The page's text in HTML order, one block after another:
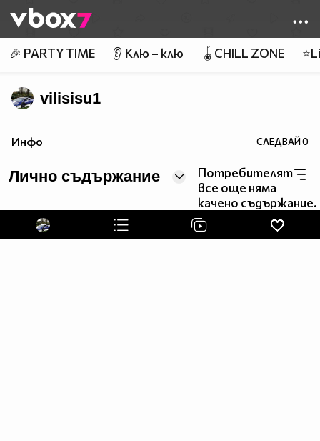
👾
🎉 PARTY TIME 👂 Клю – клю 🪀CHILL ZONE
vilisisu1
Инфо СЛЕДВАЙ0
Лично съдържание
Потребителят
все още няма
качено съдържание.